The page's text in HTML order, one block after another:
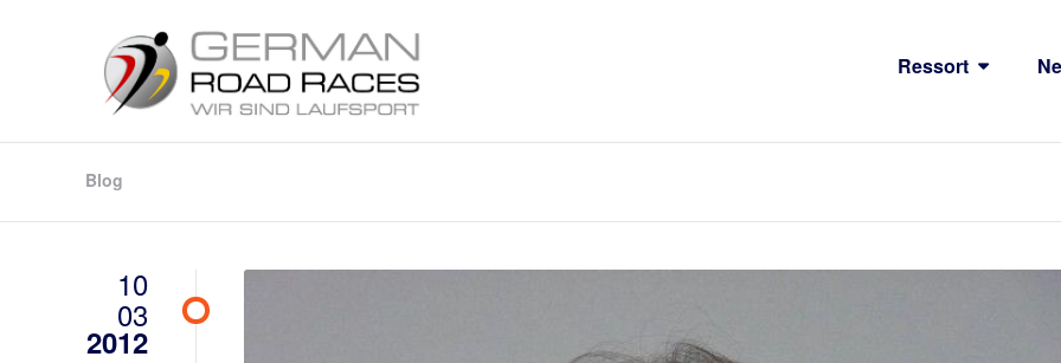
Ressort
Blog
10
03
2012